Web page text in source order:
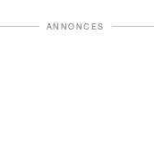
ANNONCES